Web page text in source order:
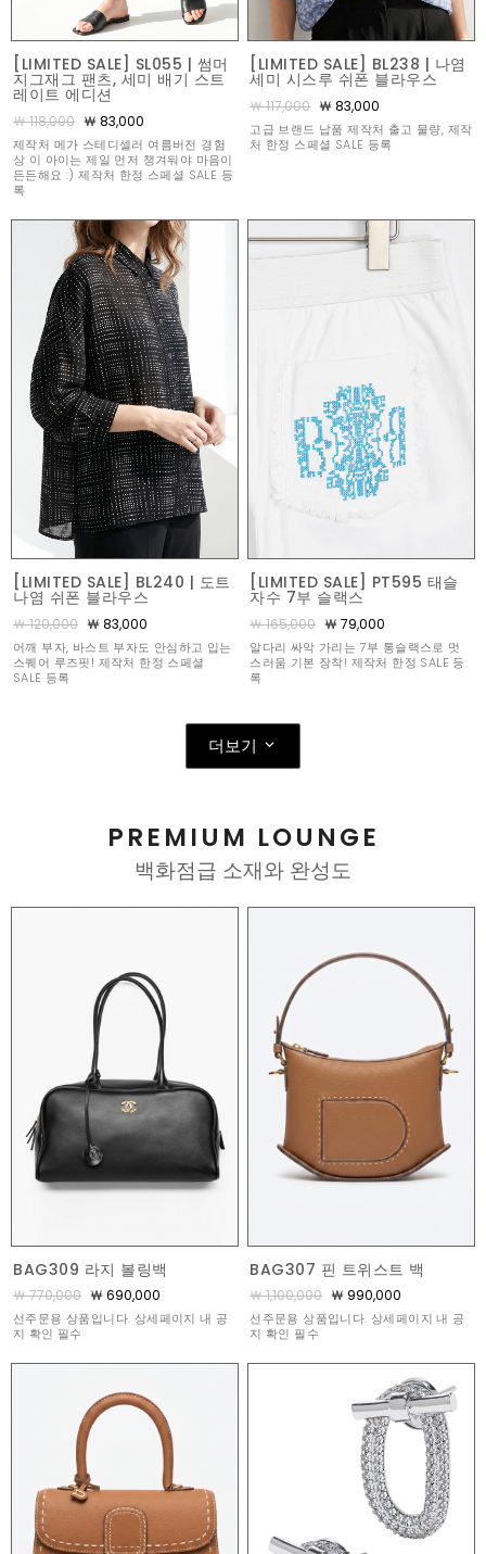
[LIMITED SALE] SL055 | 썸머
지그재그 팬츠, 세미 배기 스트
레이트 에디션
￦ 118,000 ￦ 83,000
제작처 메가 스테디셀러 여름버전 경험
상 이 아이는 제일 먼저 챙겨둬야 마음이
든든해요 :) 제작처 한정 스페셜 SALE 등
록
[LIMITED SALE] BL238 | 나염
세미 시스루 쉬폰 블라우스
￦ 117,000 ￦ 83,000
고급 브랜드 납품 제작처 출고 물량, 제작
처 한정 스페셜 SALE 등록
[LIMITED SALE] BL240 | 도트
나염 쉬폰 블라우스
￦ 120,000 ￦ 83,000
어깨 부자, 바스트 부자도 안심하고 입는
스퀘어 루즈핏! 제작처 한정 스페셜
SALE 등록
[LIMITED SALE] PT595 태슬
자수 7부 슬랙스
￦ 165,000 ￦ 79,000
알다리 싸악 가리는 7부 통슬랙스로 멋
스러움 기본 장착! 제작처 한정 SALE 등
록
더보기
PREMIUM LOUNGE
백화점급 소재와 완성도
BAG309 라지 볼링백
￦ 770,000 ￦ 690,000
선주문용 상품입니다. 상세페이지 내 공
지 확인 필수
BAG307 핀 트위스트 백
￦ 1,100,000 ￦ 990,000
선주문용 상품입니다. 상세페이지 내 공
지 확인 필수